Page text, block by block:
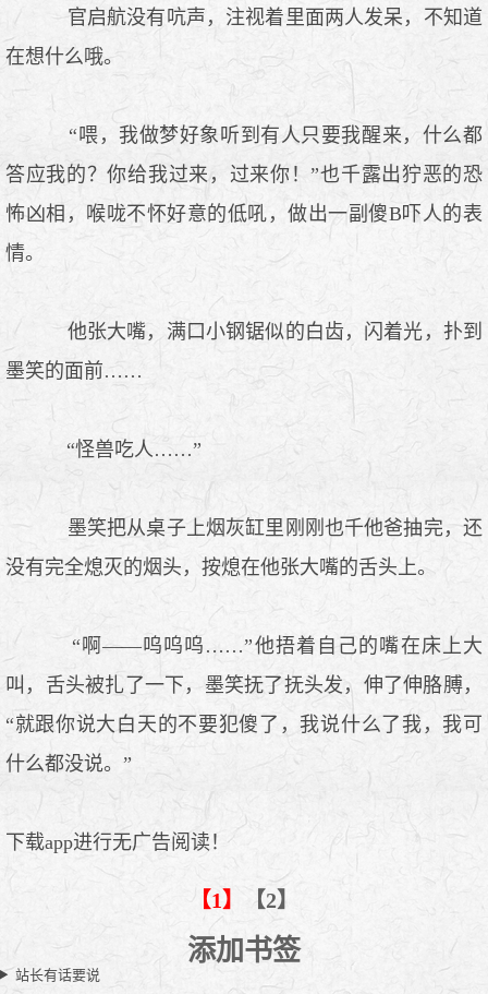
官启航没有吭声，注视着里面两人发呆，不知道
在想什么哦。
“喂，我做梦好象听到有人只要我醒来，什么都
答应我的？你给我过来，过来你！”也千露出狞恶的恐
怖凶相，喉咙不怀好意的低吼，做出一副傻B吓人的表
情。
他张大嘴，满口小钢锯似的白齿，闪着光，扑到
墨笑的面前……
“怪兽吃人……”
墨笑把从桌子上烟灰缸里刚刚也千他爸抽完，还
没有完全熄灭的烟头，按熄在他张大嘴的舌头上。
“啊——呜呜呜……”他捂着自己的嘴在床上大
叫，舌头被扎了一下，墨笑抚了抚头发，伸了伸胳膊，
“就跟你说大白天的不要犯傻了，我说什么了我，我可
什么都没说。”
下载app进行无广告阅读！
【1】 【2】
添加书签
站长有话要说